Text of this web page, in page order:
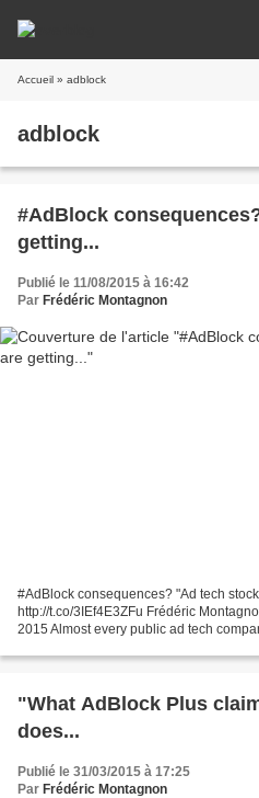
Accueil » adblock
adblock
#AdBlock
getting...
Publié le 11/08/2015 à 16:42
Par Frédéric Montagnon
#AdBlock consequences? "Ad tech
http://t.co/3IEf4E3ZFu Frédéric
2015 Almost every public ad tech
"What AdBlock Plus
does...
Publié le 31/03/2015 à 17:25
Par Frédéric Montagnon